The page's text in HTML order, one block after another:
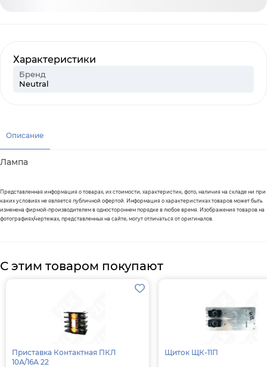
Характеристики
Бренд
Neutral
Описание
Лампа
Представленная информация о товарах, их стоимости, характеристик, фото, наличия на складе ни при
каких условиях не является публичной офертой. Информация о характеристиках товаров может быть
изменена фирмой-производителем в одностороннем порядке в любое время. Изображения товаров на
фотографиях/чертежах, представленных на сайте, могут отличаться от оригиналов.
С этим товаром покупают
Приставка Контактная ПКЛ
10А/16А 22
Щиток ЩК-11П